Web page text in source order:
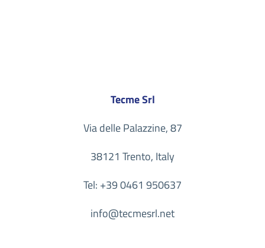
Tecme Srl
Via delle Palazzine, 87
38121 Trento, Italy
Tel: +39 0461 950637
info@tecmesrl.net